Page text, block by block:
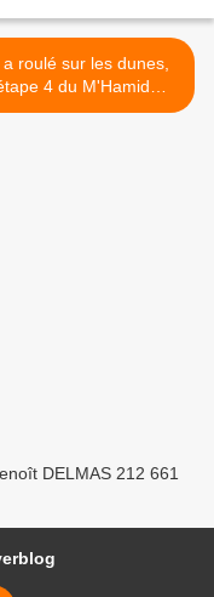
roulé sur les dunes,
4 du M'Hamid
Express 2012 >
DELMAS 212 661